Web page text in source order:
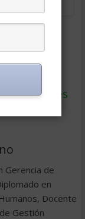
Gerencia de
en
Docente
Gestión